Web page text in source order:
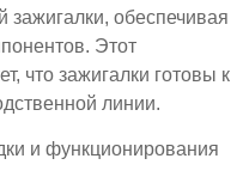
зажигалки, обеспечивая
Этот
что зажигалки готовы к
линии.
и функционирования